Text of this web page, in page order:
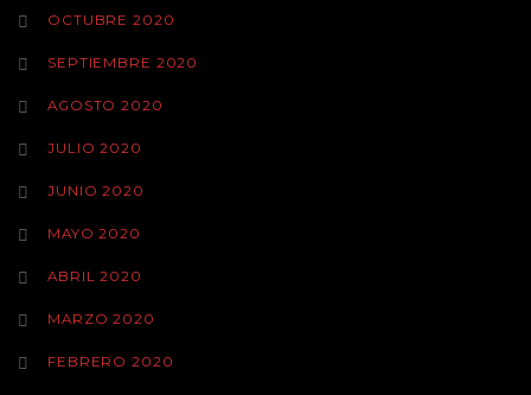
OCTUBRE 2020
SEPTIEMBRE 2020
AGOSTO 2020
JULIO 2020
JUNIO 2020
MAYO 2020
ABRIL 2020
MARZO 2020
FEBRERO 2020